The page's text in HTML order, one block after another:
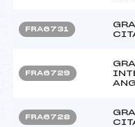
FRA6731
FRA6729
FRA6728